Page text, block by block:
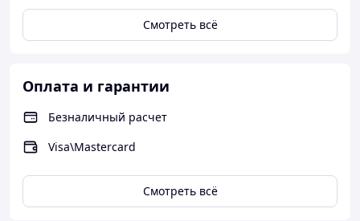
Смотреть всё
Оплата и гарантии
Безналичный расчет
Visa\Mastercard
Смотреть всё